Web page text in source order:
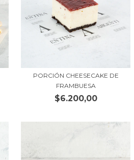
PORCIÓN CHEESECAKE DE
FRAMBUESA
$6.200,00